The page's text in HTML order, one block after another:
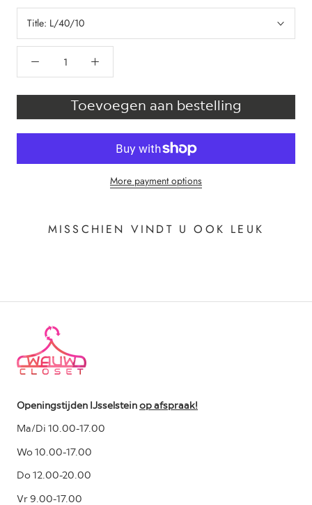
Title: L/40/10
Toevoegen aan bestelling
More payment options
MISSCHIEN VINDT U OOK LEUK
Openingstijden IJsselsteinop afspraak!
Ma/Di 10.00-17.00
Wo 10.00-17.00
Do 12.00-20.00
Vr 9.00-17.00